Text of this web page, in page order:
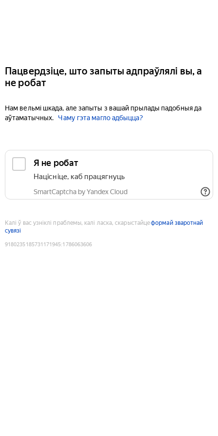
Пацвердзіце, што запыты адпраўлялі вы, а
не робат
Нам вельмі шкада, але запыты з вашай прылады падобныя да
аўтаматычных.
Чаму гэта магло адбыцца?
Я не робат
Націсніце, каб працягнуць
SmartCaptcha by Yandex Cloud
Калі ў вас узніклі праблемы, калі ласка, скарыстайцеформай зваротнай
сувязі
9180235185731171945:1786063606